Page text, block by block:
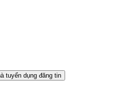
tuyển dụng đăng tin